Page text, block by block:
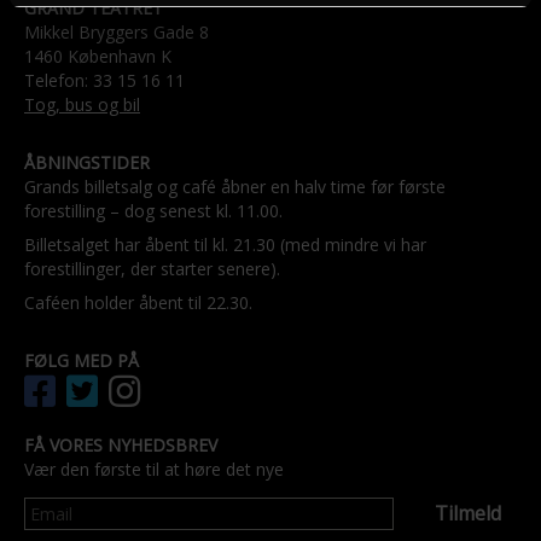
GRAND TEATRET
Mikkel Bryggers Gade 8
1460 København K
Telefon: 33 15 16 11
Tog, bus og bil
ÅBNINGSTIDER
Grands billetsalg og café åbner en halv time før første
forestilling – dog senest kl. 11.00.
Billetsalget har åbent til kl. 21.30 (med mindre vi har
forestillinger, der starter senere).
Caféen holder åbent til 22.30.
FØLG MED PÅ
FÅ VORES NYHEDSBREV
Vær den første til at høre det nye
Tilmeld